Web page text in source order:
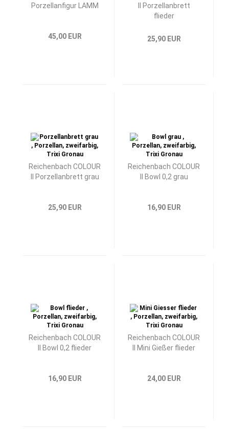
Porzellanfigur LAMM
45,00 EUR
II Porzellanbrett
flieder
25,90 EUR
Reichenbach COLOUR
II Porzellanbrett grau
25,90 EUR
Reichenbach COLOUR
II Bowl 0,2 grau
16,90 EUR
Reichenbach COLOUR
II Bowl 0,2 flieder
16,90 EUR
Reichenbach COLOUR
II Mini Gießer flieder
24,00 EUR